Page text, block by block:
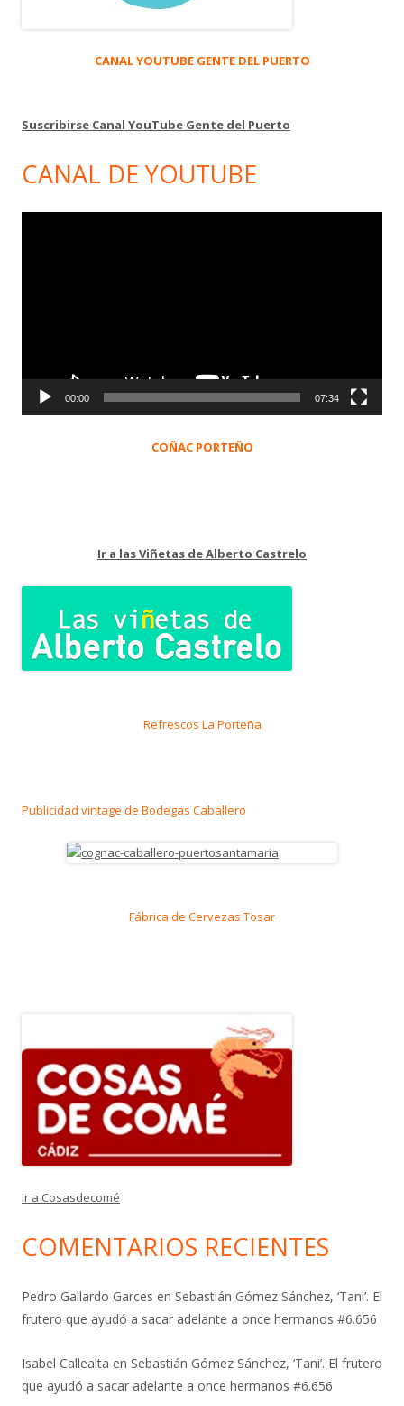
CANAL YOUTUBE GENTE DEL PUERTO
Suscribirse Canal YouTube Gente del Puerto
CANAL DE YOUTUBE
00:00 07:34
COÑAC PORTEÑO
Ir a las Viñetas de Alberto Castrelo
Refrescos La Porteña
Publicidad vintage de Bodegas Caballero
Fábrica de Cervezas Tosar
Ir a Cosasdecomé
COMENTARIOS RECIENTES
Pedro Gallardo Garces en Sebastián Gómez Sánchez, ‘Tani’. El
frutero que ayudó a sacar adelante a once hermanos #6.656
Isabel Callealta en Sebastián Gómez Sánchez, ‘Tani’. El frutero
que ayudó a sacar adelante a once hermanos #6.656